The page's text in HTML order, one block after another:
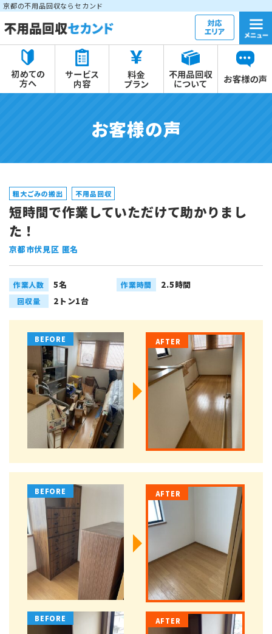
京都の不用品回収ならセカンド
お客様の声
粗大ごみの搬出 不用品回収
短時間で作業していただけて助かりまし
た！
京都市伏見区 匿名
作業人数 5名 作業時間 2.5時間
回収量 2トン1台